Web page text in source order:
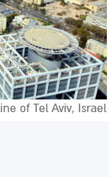
of Tel Aviv, Israel.